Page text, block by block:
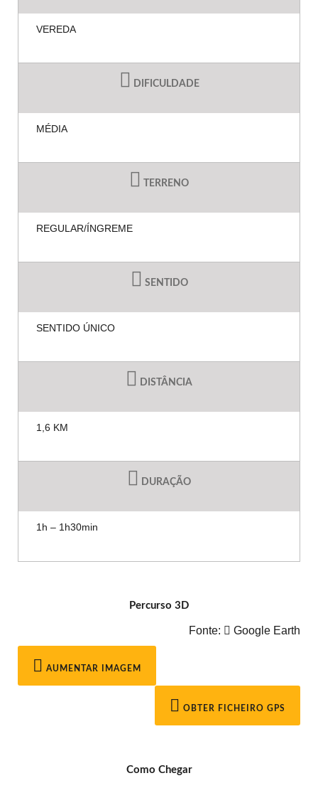
VEREDA
DIFICULDADE
MÉDIA
TERRENO
REGULAR/ÍNGREME
SENTIDO
SENTIDO ÚNICO
DISTÂNCIA
1,6 KM
DURAÇÃO
1h – 1h30min
Percurso 3D
Fonte: Google Earth
AUMENTAR IMAGEM
OBTER FICHEIRO GPS
Como Chegar